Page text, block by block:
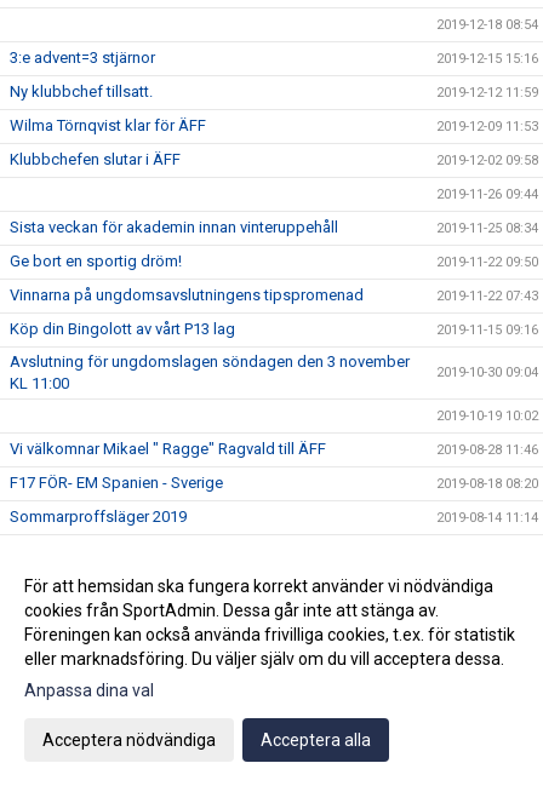
2019-12-18 08:54
3:e advent=3 stjärnor 2019-12-15 15:16
Ny klubbchef tillsatt. 2019-12-12 11:59
Wilma Törnqvist klar för ÄFF 2019-12-09 11:53
Klubbchefen slutar i ÄFF 2019-12-02 09:58
2019-11-26 09:44
Sista veckan för akademin innan vinteruppehåll 2019-11-25 08:34
Ge bort en sportig dröm! 2019-11-22 09:50
Vinnarna på ungdomsavslutningens tipspromenad 2019-11-22 07:43
Köp din Bingolott av vårt P13 lag 2019-11-15 09:16
Avslutning för ungdomslagen söndagen den 3 november
KL 11:00
2019-10-30 09:04
2019-10-19 10:02
Vi välkomnar Mikael " Ragge" Ragvald till ÄFF 2019-08-28 11:46
F17 FÖR- EM Spanien - Sverige 2019-08-18 08:20
Sommarproffsläger 2019 2019-08-14 11:14
ÄFF söker matchsekreterare 2019-08-14 10:18
Angående gårdagens match i P19-Allsvenskan 2019-08-11 11:42
Kalle är på semester 2019-08-10 09:14
Klubbchefen Helena Wennerström presenterar sig
ÄFF söker matchsekreterare
För att hemsidan ska fungera korrekt använder vi nödvändiga
cookies från SportAdmin. Dessa går inte att stänga av.
Föreningen kan också använda frivilliga cookies, t.ex. för statistik
eller marknadsföring. Du väljer själv om du vill acceptera dessa.
Anpassa dina val
Acceptera nödvändiga Acceptera alla